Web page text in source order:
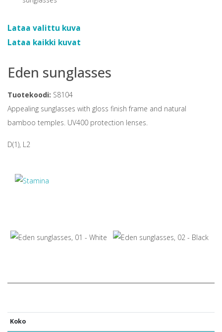
Lataa valittu kuva
Lataa kaikki kuvat
Eden sunglasses
Tuotekoodi: S8104
Appealing sunglasses with gloss finish frame and natural
bamboo temples. UV400 protection lenses.
D(1), L2
Koko